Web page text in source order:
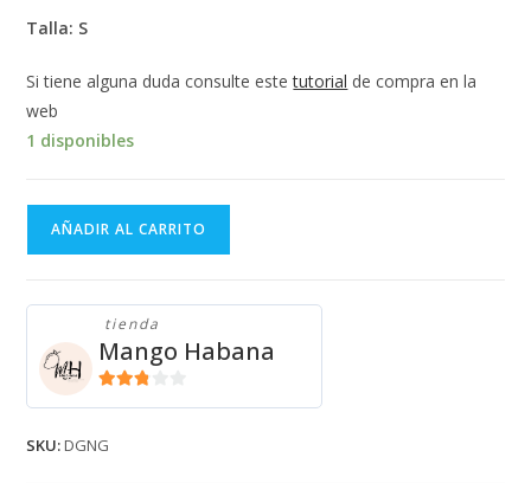
$50.
Talla: S
Si tiene alguna duda consulte estetutorial de compra en la
web
1 disponibles
Enguatada
con
cantidad
AÑADIR AL CARRITO
tienda
Mango Habana
SKU:DGNG